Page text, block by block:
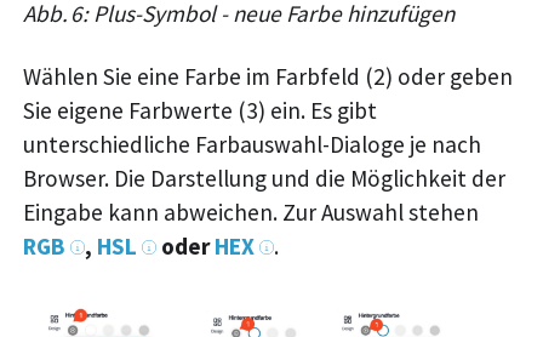
Abb. 6: Plus-Symbol - neue Farbe hinzufügen
Wählen Sie eine Farbe im Farbfeld (2) oder geben
Sie eigene Farbwerte (3) ein. Es gibt
unterschiedliche Farbauswahl-Dialoge je nach
Browser. Die Darstellung und die Möglichkeit der
Eingabe kann abweichen. Zur Auswahl stehen
RGB
, HSL oderHEX .